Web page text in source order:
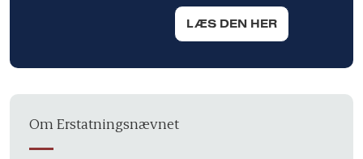
LÆS DEN HER
Om Erstatningsnævnet